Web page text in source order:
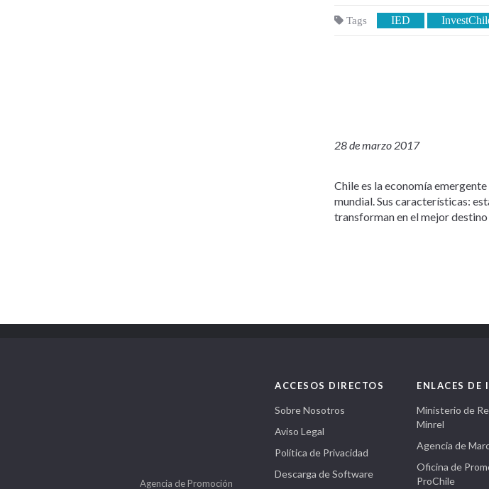
Tags IED
28 de marzo 2017
Chile es la economía
mundial. Sus características:
transforman en el mejor
Agencia de Promoción
ACCESOS DIRECTOS
Sobre Nosotros
Aviso Legal
Política de Privacidad
Descarga de Software
ENLACES DE
Ministerio de
Minrel
Agencia de
Oficina de
ProChile